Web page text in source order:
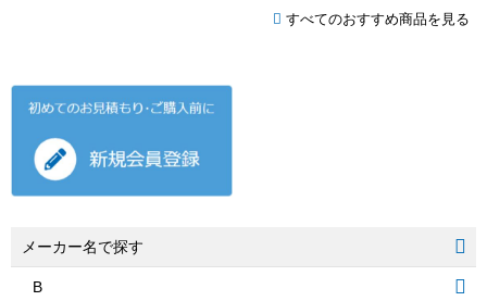
すべてのおすすめ商品を見る
メーカー名で探す
B